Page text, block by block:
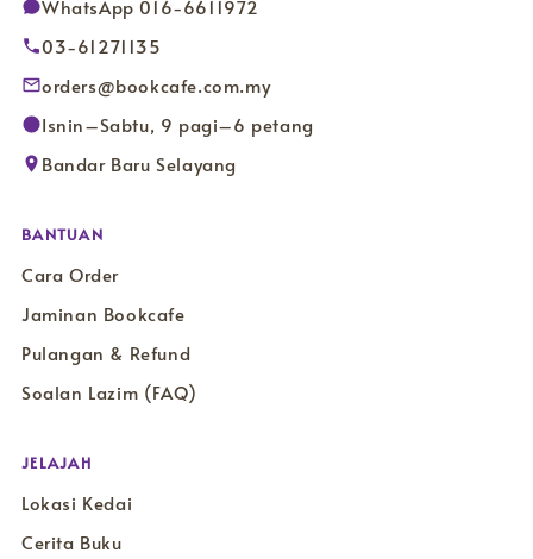
WhatsApp 016-6611972
03-61271135
orders@bookcafe.com.my
Isnin–Sabtu, 9 pagi–6 petang
Bandar Baru Selayang
BANTUAN
Cara Order
Jaminan Bookcafe
Pulangan & Refund
Soalan Lazim (FAQ)
JELAJAH
Lokasi Kedai
Cerita Buku